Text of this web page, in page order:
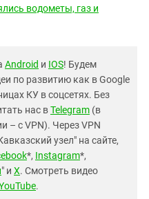
водометы, газ и
Android и IOS! Будем
по развитию как в Google
КУ в соцсетях. Без
нас вTelegram (в
– с VPN). Через VPN
узел" на сайте,
*, Instagram*,
" и X. Смотреть видео
.